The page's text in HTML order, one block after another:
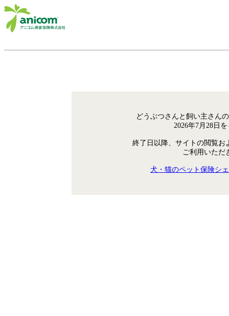
どうぶつさんと飼い主さん
2026年7月28日
終了日以降、サイトの閲覧お
ご利用いただ
犬・猫のペット保険シ